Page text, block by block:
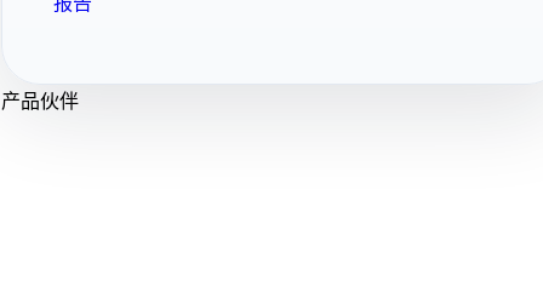
产品伙伴